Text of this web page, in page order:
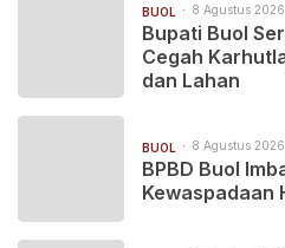
BUOL 8 Agustus
Bupati Buol
Cegah
dan Lahan
BUOL 8 Agustus
BPBD Buol
Kewaspadaan